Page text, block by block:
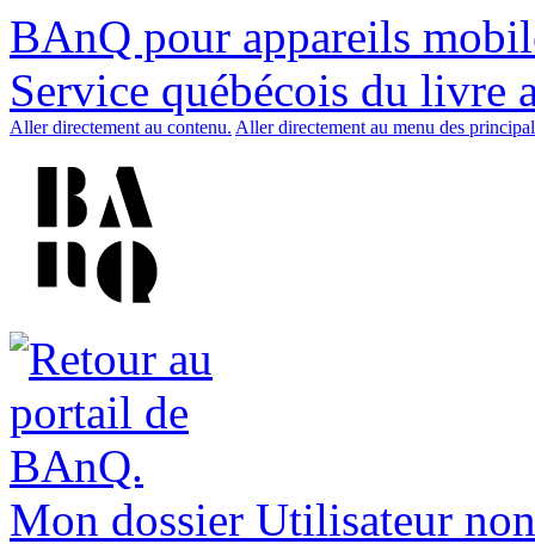
BAnQ pour appareils
Service québécois du livre
Aller directement au contenu. Aller directement au menu des
Mon dossier Utilisateur